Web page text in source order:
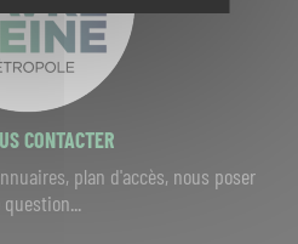
CONTACTER
plan d'accès, nous poser
question...